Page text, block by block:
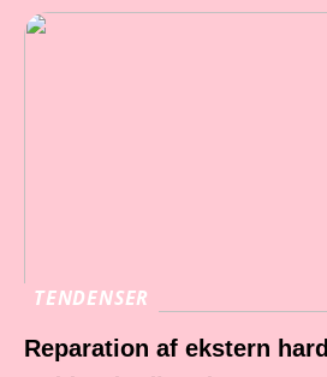
TENDENSER
Reparation af ekstern